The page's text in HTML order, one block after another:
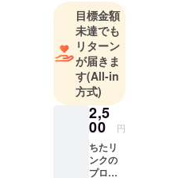
指導塾しす
くるの運
営、オンラ
イン数学
塾.jpおよび
英語塾.jpの
運営を行っ
ています。
中小企業へ
の技術支援
目標金額
未達でも
リターン
が届きま
す(All-in
方式)
2,5
00 円
ちたリ
ンクの
プロ